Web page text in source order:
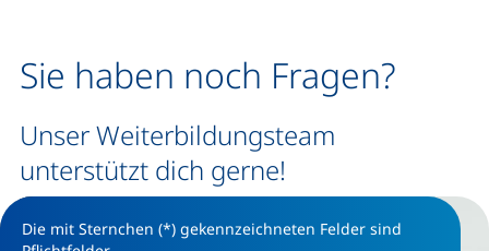
Sie haben noch Fragen?
Unser Weiterbildungsteam
unterstützt dich gerne!
Die mit Sternchen (*) gekennzeichneten Felder sind